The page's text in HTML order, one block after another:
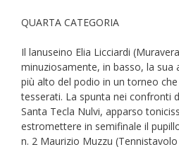
QUARTA CATEGORIA
Il lanuseino Elia Licciardi
minuziosamente, in basso, la sua
più alto del podio in un torneo
tesserati. La spunta nei confronti
Santa Tecla Nulvi, apparso
estromettere in semifinale il
n. 2 Maurizio Muzzu